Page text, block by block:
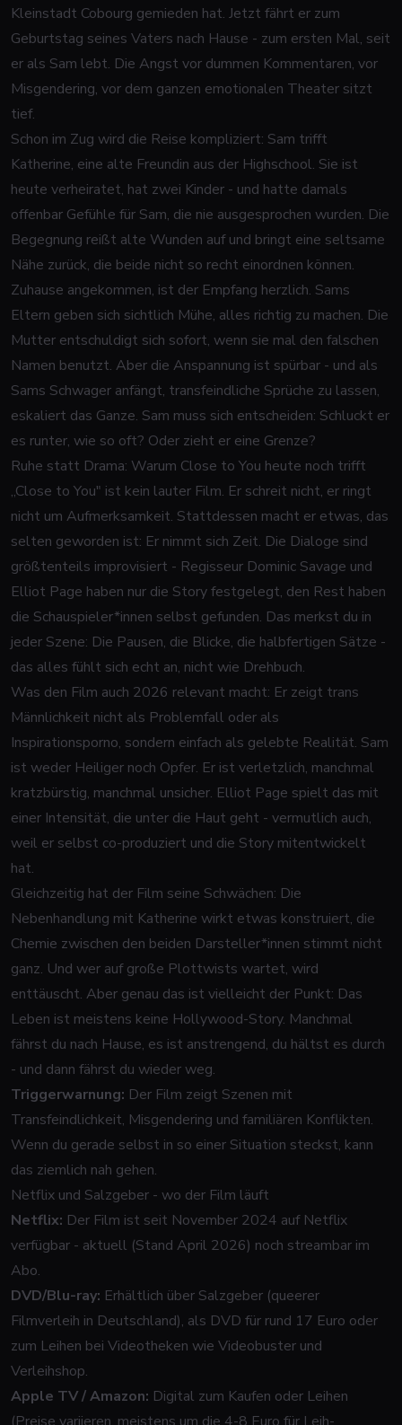
Kleinstadt Cobourg gemieden hat. Jetzt fährt er zum
Geburtstag seines Vaters nach Hause - zum ersten Mal, seit
er als Sam lebt. Die Angst vor dummen Kommentaren, vor
Misgendering, vor dem ganzen emotionalen Theater sitzt
tief.
Schon im Zug wird die Reise kompliziert: Sam trifft
Katherine, eine alte Freundin aus der Highschool. Sie ist
heute verheiratet, hat zwei Kinder - und hatte damals
offenbar Gefühle für Sam, die nie ausgesprochen wurden. Die
Begegnung reißt alte Wunden auf und bringt eine seltsame
Nähe zurück, die beide nicht so recht einordnen können.
Zuhause angekommen, ist der Empfang herzlich. Sams
Eltern geben sich sichtlich Mühe, alles richtig zu machen. Die
Mutter entschuldigt sich sofort, wenn sie mal den falschen
Namen benutzt. Aber die Anspannung ist spürbar - und als
Sams Schwager anfängt, transfeindliche Sprüche zu lassen,
eskaliert das Ganze. Sam muss sich entscheiden: Schluckt er
es runter, wie so oft? Oder zieht er eine Grenze?
Ruhe statt Drama: Warum Close to You heute noch trifft
„Close to You" ist kein lauter Film. Er schreit nicht, er ringt
nicht um Aufmerksamkeit. Stattdessen macht er etwas, das
selten geworden ist: Er nimmt sich Zeit. Die Dialoge sind
größtenteils improvisiert - Regisseur Dominic Savage und
Elliot Page haben nur die Story festgelegt, den Rest haben
die Schauspieler*innen selbst gefunden. Das merkst du in
jeder Szene: Die Pausen, die Blicke, die halbfertigen Sätze -
das alles fühlt sich echt an, nicht wie Drehbuch.
Was den Film auch 2026 relevant macht: Er zeigt trans
Männlichkeit nicht als Problemfall oder als
Inspirationsporno, sondern einfach als gelebte Realität. Sam
ist weder Heiliger noch Opfer. Er ist verletzlich, manchmal
kratzbürstig, manchmal unsicher. Elliot Page spielt das mit
einer Intensität, die unter die Haut geht - vermutlich auch,
weil er selbst co-produziert und die Story mitentwickelt
hat.
Gleichzeitig hat der Film seine Schwächen: Die
Nebenhandlung mit Katherine wirkt etwas konstruiert, die
Chemie zwischen den beiden Darsteller*innen stimmt nicht
ganz. Und wer auf große Plottwists wartet, wird
enttäuscht. Aber genau das ist vielleicht der Punkt: Das
Leben ist meistens keine Hollywood-Story. Manchmal
fährst du nach Hause, es ist anstrengend, du hältst es durch
- und dann fährst du wieder weg.
Triggerwarnung: Der Film zeigt Szenen mit
Transfeindlichkeit, Misgendering und familiären Konflikten.
Wenn du gerade selbst in so einer Situation steckst, kann
das ziemlich nah gehen.
Netflix und Salzgeber - wo der Film läuft
Netflix: Der Film ist seit November 2024 auf Netflix
verfügbar - aktuell (Stand April 2026) noch streambar im
Abo.
DVD/Blu-ray: Erhältlich über Salzgeber (queerer
Filmverleih in Deutschland), als DVD für rund 17 Euro oder
zum Leihen bei Videotheken wie Videobuster und
Verleihshop.
Apple TV / Amazon: Digital zum Kaufen oder Leihen